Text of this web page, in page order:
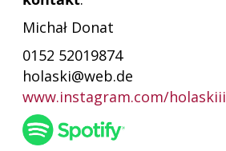
Michał Donat
0152 52019874
holaski@web.de
www.instagram.com/holaskiii